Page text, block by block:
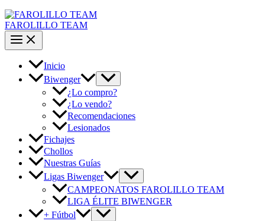
FAROLILLO TEAM
Inicio
Biwenger
¿Lo compro?
¿Lo vendo?
Recomendaciones
Lesionados
Fichajes
Chollos
Nuestras Guías
Ligas Biwenger
CAMPEONATOS FAROLILLO TEAM
LIGA ÉLITE BIWENGER
+ Fútbol